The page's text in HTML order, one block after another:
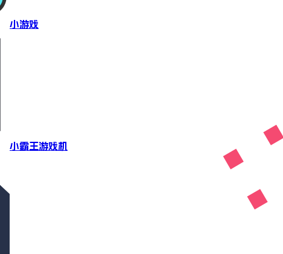
小游戏
小霸王游戏机